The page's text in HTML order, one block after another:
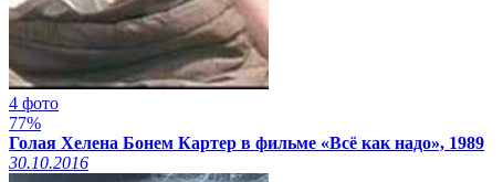
4 фото
77%
Голая Хелена Бонем Картер в фильме «Всё как надо», 1989
30.10.2016